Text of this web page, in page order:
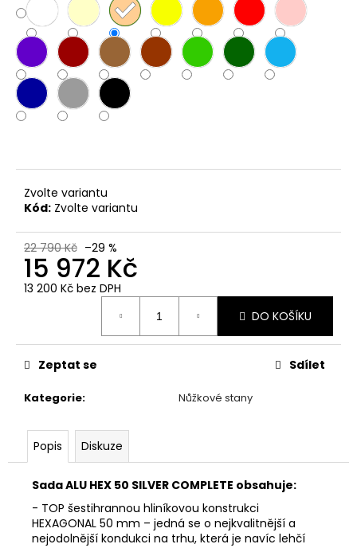
Zvolte variantu
Kód: Zvolte variantu
22 790 Kč –29 %
15 972 Kč
13 200 Kč bez DPH
DO KOŠÍKU
Kategorie: Nůžkové stany
Zeptat se Sdílet
Popis Diskuze
Sada ALU HEX 50 SILVER COMPLETE obsahuje:
- TOP šestihrannou hliníkovou konstrukci
HEXAGONAL 50 mm – jedná se o nejkvalitnější a
nejodolnější kondukci na trhu, která je navíc lehčí
D
p
o
r
u
č
e
m
e